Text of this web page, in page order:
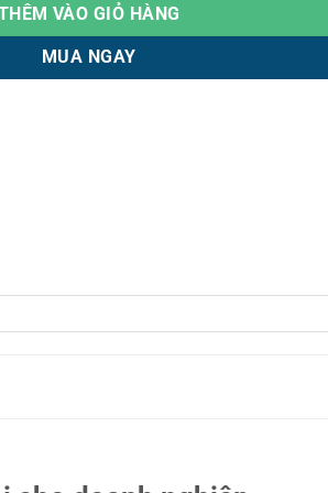
VÀO GIỎ HÀNG
MUA NGAY